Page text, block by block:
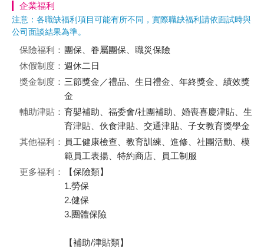
企業福利
注意：各職缺福利項目可能有所不同，實際職缺福利請依面試時與
公司面談結果為準。
保險福利： 團保、眷屬團保、職災保險
休假制度： 週休二日
獎金制度： 三節獎金／禮品、生日禮金、年終獎金、績效獎
金
輔助津貼： 育嬰補助、福委會/社團補助、婚喪喜慶津貼、生
育津貼、伙食津貼、交通津貼、子女教育獎學金
其他福利： 員工健康檢查、教育訓練、進修、社團活動、模
範員工表揚、特約商店、員工制服
更多福利：
【保險類】
1.勞保
2.健保
3.團體保險
【補助/津貼類】